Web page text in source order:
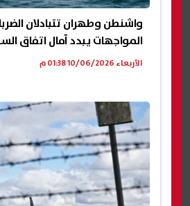
واشنطن وطهران تتبادلان
المواجهات يبدد آمال اتفاق
الأربعاء 10/06/2026 01:38 م